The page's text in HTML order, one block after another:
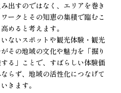
出すのではなく、エリアを巻き
ークとその知恵の集積で臨むこ
めると考えます。
ないスポットや観光体験・観光
その地域の文化や魅力を「掘り
る」ことで、すばらしい体験価
らず、地域の活性化につなげて
きます。